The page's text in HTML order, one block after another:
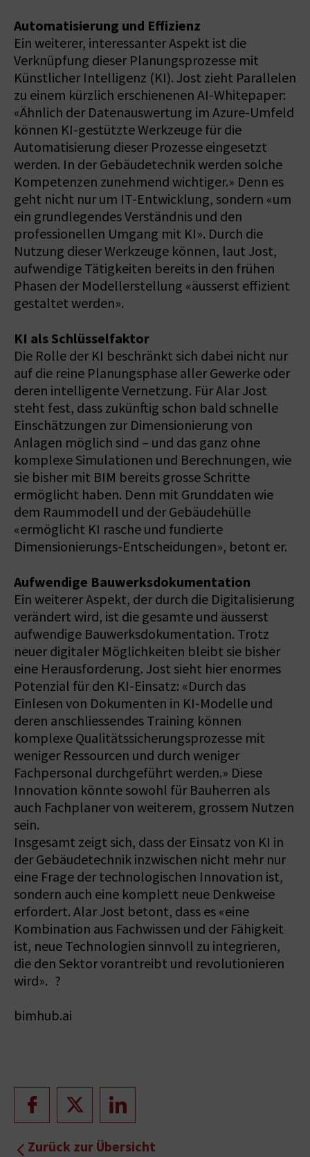
Automatisierung und Effizienz
Ein weiterer, interessanter Aspekt ist die
Verknüpfung dieser Planungsprozesse mit
Künstlicher Intelligenz (KI). Jost zieht Parallelen
zu einem kürzlich erschienenen AI-Whitepaper:
«Ähnlich der Datenauswertung im Azure-Umfeld
können KI-gestützte Werkzeuge für die
Automatisierung dieser Prozesse eingesetzt
werden. In der Gebäudetechnik werden solche
Kompetenzen zunehmend wichtiger.» Denn es
geht nicht nur um IT-Entwicklung, sondern «um
ein grundlegendes Verständnis und den
professionellen Umgang mit KI». Durch die
Nutzung dieser Werkzeuge können, laut Jost,
aufwendige Tätigkeiten bereits in den frühen
Phasen der Modellerstellung «äusserst effizient
gestaltet werden».
KI als Schlüsselfaktor
Die Rolle der KI beschränkt sich dabei nicht nur
auf die reine Planungsphase aller Gewerke oder
deren intelligente Vernetzung. Für Alar Jost
steht fest, dass zukünftig schon bald schnelle
Einschätzungen zur Dimensionierung von
Anlagen möglich sind – und das ganz ohne
komplexe Simulationen und Berechnungen, wie
sie bisher mit BIM bereits grosse Schritte
ermöglicht haben. Denn mit Grunddaten wie
dem Raummodell und der Gebäudehülle
«ermöglicht KI rasche und fundierte
Dimensionierungs-Entscheidungen», betont er.
Aufwendige Bauwerksdokumentation
Ein weiterer Aspekt, der durch die Digitalisierung
verändert wird, ist die gesamte und äusserst
aufwendige Bauwerksdokumentation. Trotz
neuer digitaler Möglichkeiten bleibt sie bisher
eine Herausforderung. Jost sieht hier enormes
Potenzial für den KI-Einsatz: «Durch das
Einlesen von Dokumenten in KI-Modelle und
deren anschliessendes Training können
komplexe Qualitätssicherungsprozesse mit
weniger Ressourcen und durch weniger
Fachpersonal durchgeführt werden.» Diese
Innovation könnte sowohl für Bauherren als
auch Fachplaner von weiterem, grossem Nutzen
sein.
Insgesamt zeigt sich, dass der Einsatz von KI in
der Gebäudetechnik inzwischen nicht mehr nur
eine Frage der technologischen Innovation ist,
sondern auch eine komplett neue Denkweise
erfordert. Alar Jost betont, dass es «eine
Kombination aus Fachwissen und der Fähigkeit
ist, neue Technologien sinnvoll zu integrieren,
die den Sektor vorantreibt und revolutionieren
wird». ?
bimhub.ai
Zurück zur Übersicht